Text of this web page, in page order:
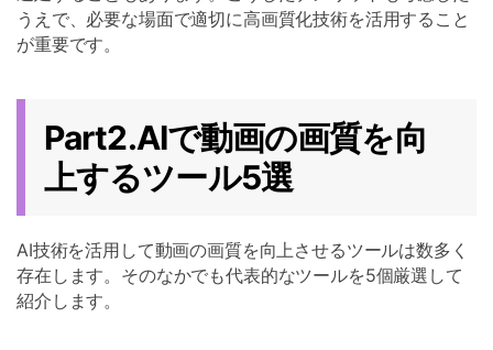
うえで、必要な場面で適切に高画質化技術を活用すること
が重要です。
Part2.AIで動画の画質を向
上するツール5選
AI技術を活用して動画の画質を向上させるツールは数多く
存在します。そのなかでも代表的なツールを5個厳選して
紹介します。